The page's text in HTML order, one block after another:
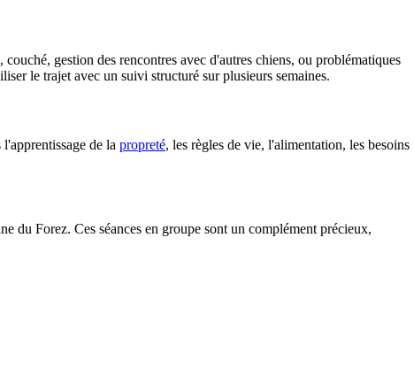
couché, gestion des rencontres avec d'autres chiens, ou problématiques
le trajet avec un suivi structuré sur plusieurs semaines.
de la propreté, les règles de vie, l'alimentation, les besoins
du Forez. Ces séances en groupe sont un complément précieux,